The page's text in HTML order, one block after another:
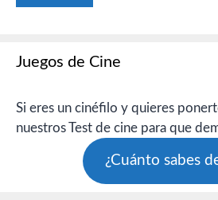
Juegos de Cine
Si eres un cinéfilo y quieres
nuestros Test de cine para que
¿Cuánto sabes